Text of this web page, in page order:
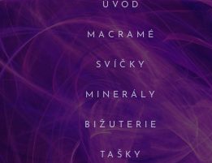
ÚVOD
MACRAMÉ
SVÍČKY
MINERÁLY
BIŽUTERIE
TAŠKY